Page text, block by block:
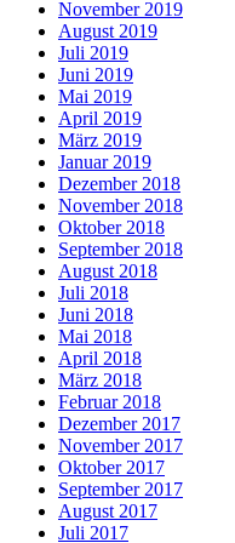
November 2019
August 2019
Juli 2019
Juni 2019
Mai 2019
April 2019
März 2019
Januar 2019
Dezember 2018
November 2018
Oktober 2018
September 2018
August 2018
Juli 2018
Juni 2018
Mai 2018
April 2018
März 2018
Februar 2018
Dezember 2017
November 2017
Oktober 2017
September 2017
August 2017
Juli 2017